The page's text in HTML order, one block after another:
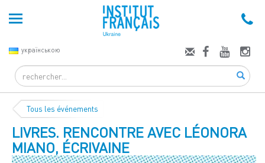
українською
Search
Tous les événements
LIVRES. RENCONTRE AVEC LÉONORA
MIANO, ÉCRIVAINE